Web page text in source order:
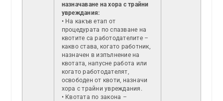
назначаване на хора с трайни
увреждания:
• На какъв етап от
процедурата по спазване на
квотите са работодателите –
какво става, когато работник,
назначен в изпълнение на
квотата, напусне работа или
когато работодателят,
освободен от квоти, назначи
хора с трайни увреждания.
• Квотата по закона –